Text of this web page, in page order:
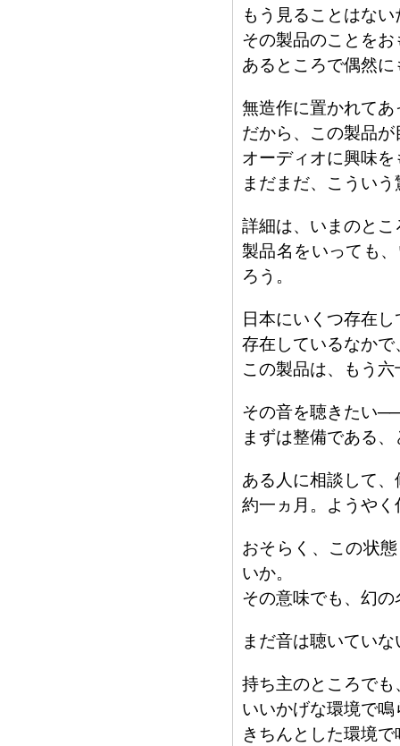
もう見ることはな
その製品のことを
あるところで偶然
無造作に置かれてあ
だから、この製品
オーディオに興味
まだまだ、こうい
詳細は、いまのと
製品名をいっても
ろう。
日本にいくつ存在
存在しているなか
この製品は、もう
その音を聴きたい
まずは整備である
ある人に相談して
約一ヵ月。ようや
おそらく、この状
いか。
その意味でも、幻
まだ音は聴いていな
持ち主のところで
いいかげな環境で
きちんとした環境